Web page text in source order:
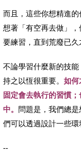
而且，這些你想精進
想著「有空再去做」
要練習，直到荒廢已久
不論學習什麼新的技
持之以恆很重要。如何
固定會去執行的習慣
中。
問題是，我們總
們可以透過設計一些環
--